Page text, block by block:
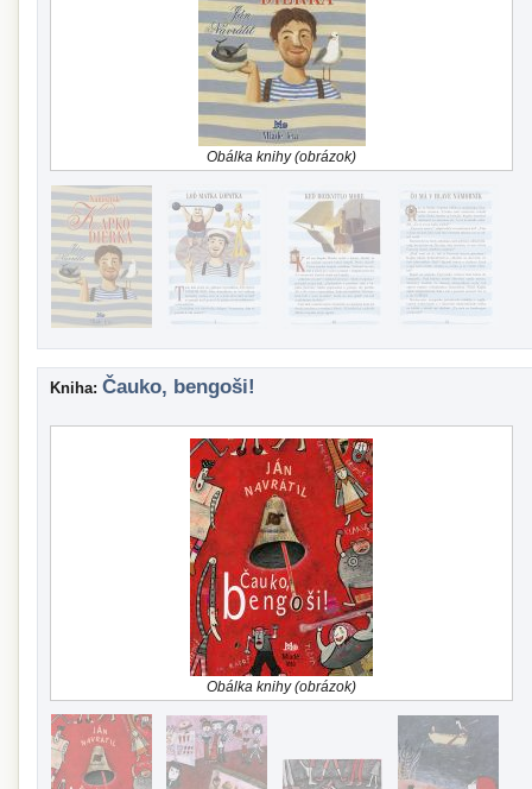
Obálka knihy (obrázok)
Kniha: Čauko, bengoši!
Obálka knihy (obrázok)